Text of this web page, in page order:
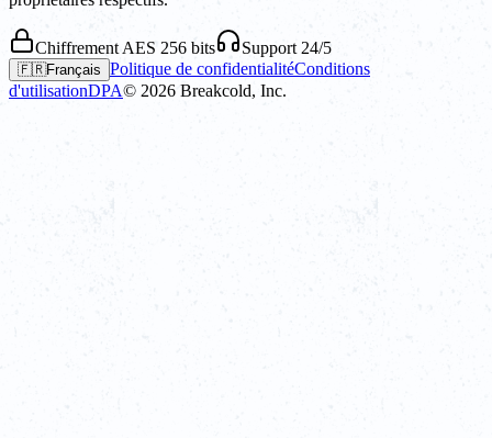
Chiffrement AES 256 bits Support 24/5
🇫🇷Français Politique de confidentialitéConditions
d'utilisationDPA© 2026 Breakcold, Inc.